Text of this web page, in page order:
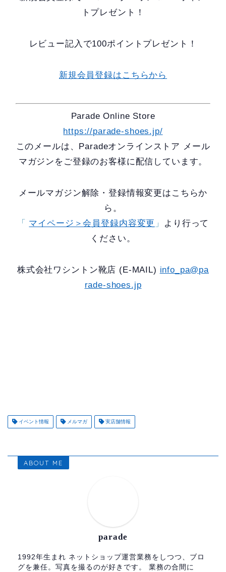
トプレゼント！
レビュー記入で100ポイントプレゼント！
新規会員登録はこちらから
Parade Online Store
https://parade-shoes.jp/
このメールは、Paradeオンラインストア メール
マガジンをご登録のお客様に配信しています。
メールマガジン解除・登録情報変更はこちらか
ら。
「 マイページ＞会員登録内容変更 」
より行って
ください。
株式会社ワシントン靴店 (E-MAIL) info_pa@pa
rade-shoes.jp
イベント情報 メルマガ 実店舗情報
ABOUT ME
parade
1992年生まれ ネットショップ運営業務をしつつ、ブロ
グを兼任。写真を撮るのが好きです。 業務の合間に